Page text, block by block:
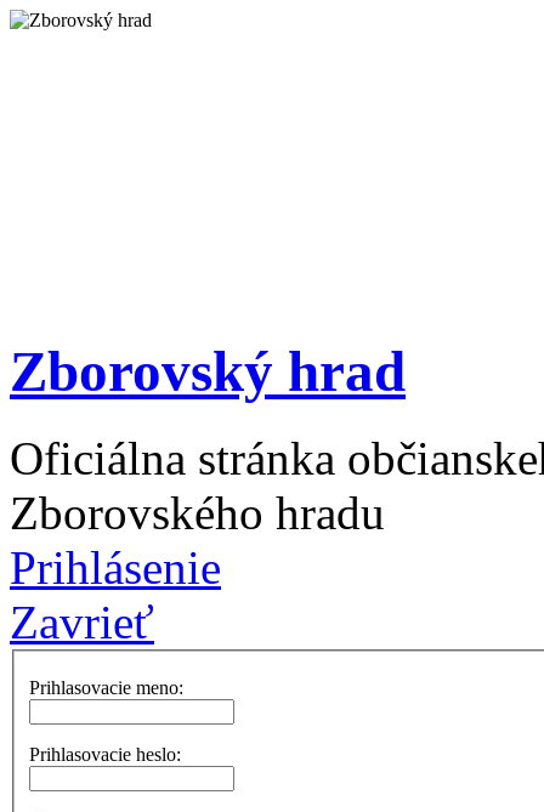
Zborovský hrad
Oficiálna stránka
Zborovského hradu
Prihlásenie
Zavrieť
Prihlasovacie meno:
Prihlasovacie heslo: